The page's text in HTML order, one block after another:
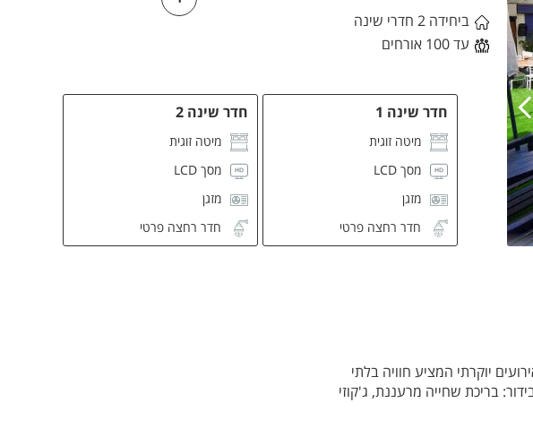
ביחידה 2 חדרי שינה
עד 100 אורחים
חדר שינה 1
מיטה זוגית
מסך LCD
מזגן
חדר רחצה פרטי
חדר שינה 2
מיטה זוגית
מסך LCD
מזגן
חדר רחצה פרטי
יוקרתי המציע חוויה בלתי
ובידור: בריכת שחייה מרעננת, ג'קוזי
של הלילה, כשהמתחם מאובזר